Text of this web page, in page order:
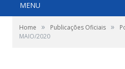
MENU
Home » Publicações Oficiais »
MAIO/2020